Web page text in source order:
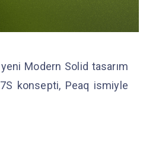
yeni Modern Solid tasarım
konsepti, Peaq ismiyle